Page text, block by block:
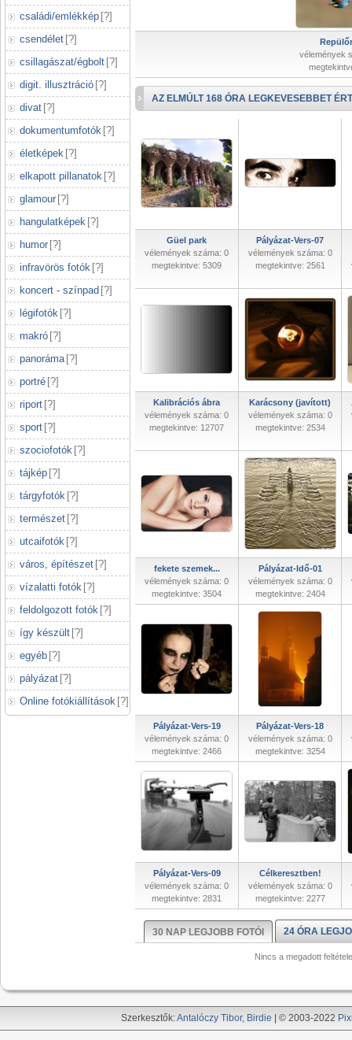
családi/emlékkép [?]
csendélet [?]
csillagászat/égbolt [?]
digit. illusztráció [?]
divat [?]
dokumentumfotók [?]
életképek [?]
elkapott pillanatok [?]
glamour [?]
hangulatképek [?]
humor [?]
infravörös fotók [?]
koncert - színpad [?]
légifotók [?]
makró [?]
panoráma [?]
portré [?]
riport [?]
sport [?]
szociofotók [?]
tájkép [?]
tárgyfotók [?]
természet [?]
utcaifotók [?]
város, építészet [?]
vízalatti fotók [?]
feldolgozott fotók [?]
így készült [?]
egyéb [?]
pályázat [?]
Online fotókiállítások [?]
vélemények
AZ ELMÚLT 168 ÓRA LEGKEVESEBBET
Güel park
vélemények száma: 0
megtekintve: 5309
Pályázat-Vers-07
vélemények száma: 0
megtekintve: 2561
Kalibrációs ábra
vélemények száma: 0
megtekintve: 12707
Karácsony (javított)
vélemények száma: 0
megtekintve: 2534
fekete szemek...
vélemények száma: 0
megtekintve: 3504
Pályázat-Idő-01
vélemények száma: 0
megtekintve: 2404
Pályázat-Vers-19
vélemények száma: 0
megtekintve: 2466
Pályázat-Vers-18
vélemények száma: 0
megtekintve: 3254
Pályázat-Vers-09
vélemények száma: 0
megtekintve: 2831
Célkeresztben!
vélemények száma: 0
megtekintve: 2277
30 NAP LEGJOBB FOTÓI 24 ÓRA
Nincs a megadott
Szerkesztők:Antalóczy Tibor, Birdie | © 2003-2022